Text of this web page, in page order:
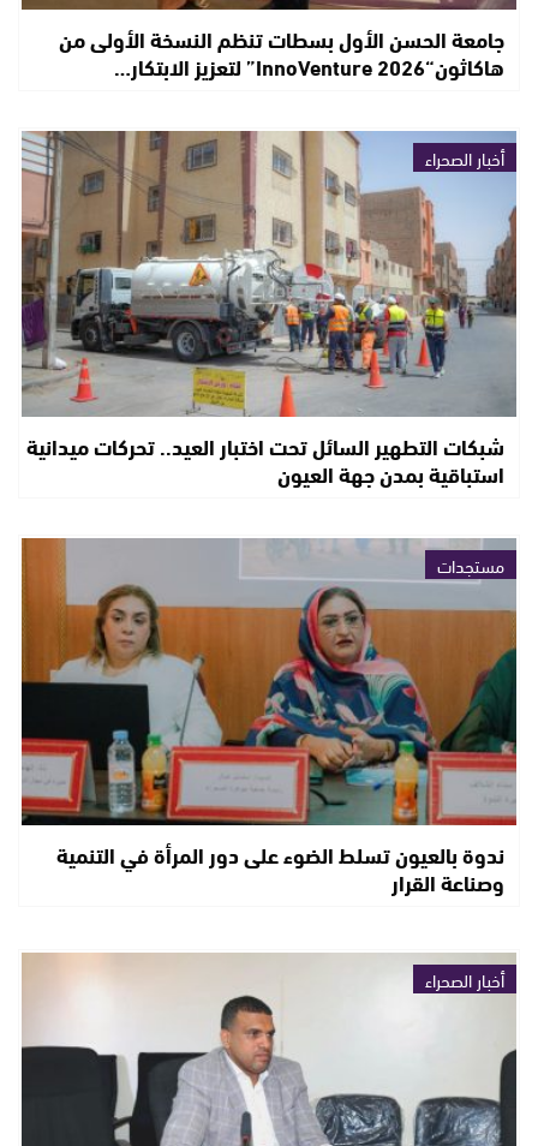
جامعة الحسن الأول بسطات تنظم النسخة الأولى من
هاكاثون“InnoVenture 2026” لتعزيز الابتكار…
أخبار الصحراء
شبكات التطهير السائل تحت اختبار العيد.. تحركات ميدانية
استباقية بمدن جهة العيون
مستجدات
ندوة بالعيون تسلط الضوء على دور المرأة في التنمية
وصناعة القرار
أخبار الصحراء